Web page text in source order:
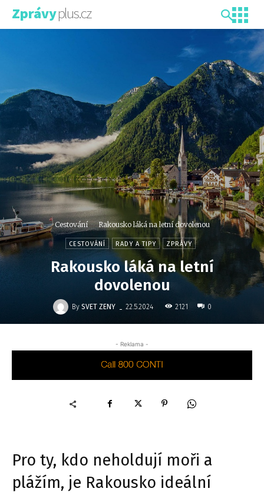
Zprávyplus.cz
Cestování Rakousko láká na letní dovolenou
CESTOVÁNÍ RADY A TIPY ZPRÁVY
Rakousko láká na letní
dovolenou
By SVET ZENY - 22.5.2024 2121 0
- Reklama -
Pro ty, kdo neholdují moři a
plážím, je Rakousko ideální